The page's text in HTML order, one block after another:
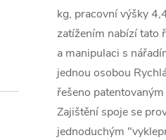
kg, pracovní výšky
zatížením nabízí tato
a manipulaci s
jednou osobou
řešeno
Zajištění spoje se
jednoduchým